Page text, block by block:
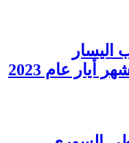
عام 2023